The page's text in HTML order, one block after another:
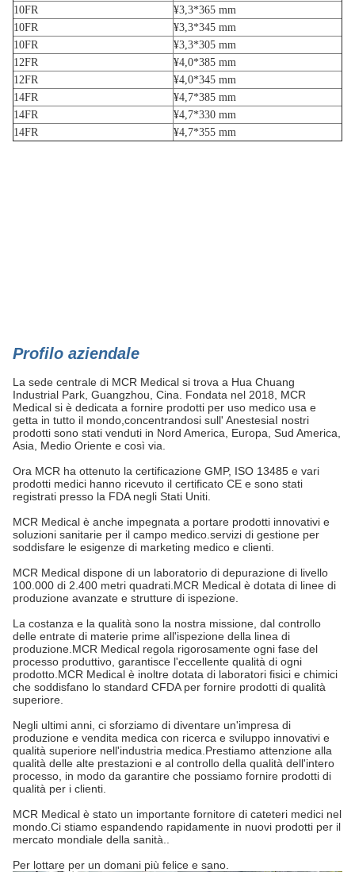
10FR
¥3,3*365 mm
10FR
¥3,3*345 mm
10FR
¥3,3*305 mm
12FR
¥4,0*385 mm
12FR
¥4,0*345 mm
14FR
¥4,7*385 mm
14FR
¥4,7*330 mm
14FR
¥4,7*355 mm
Profilo aziendale
La sede centrale di MCR Medical si trova a Hua Chuang
Industrial Park, Guangzhou, Cina. Fondata nel 2018, MCR
Medical si è dedicata a fornire prodotti per uso medico usa e
getta in tutto il mondo,concentrandosi sull' AnestesiaI nostri
prodotti sono stati venduti in Nord America, Europa, Sud America,
Asia, Medio Oriente e così via.
Ora MCR ha ottenuto la certificazione GMP, ISO 13485 e vari
prodotti medici hanno ricevuto il certificato CE e sono stati
registrati presso la FDA negli Stati Uniti.
MCR Medical è anche impegnata a portare prodotti innovativi e
soluzioni sanitarie per il campo medico.servizi di gestione per
soddisfare le esigenze di marketing medico e clienti.
MCR Medical dispone di un laboratorio di depurazione di livello
100.000 di 2.400 metri quadrati.MCR Medical è dotata di linee di
produzione avanzate e strutture di ispezione.
La costanza e la qualità sono la nostra missione, dal controllo
delle entrate di materie prime all'ispezione della linea di
produzione.MCR Medical regola rigorosamente ogni fase del
processo produttivo, garantisce l'eccellente qualità di ogni
prodotto.MCR Medical è inoltre dotata di laboratori fisici e chimici
che soddisfano lo standard CFDA per fornire prodotti di qualità
superiore.
Negli ultimi anni, ci sforziamo di diventare un'impresa di
produzione e vendita medica con ricerca e sviluppo innovativi e
qualità superiore nell'industria medica.Prestiamo attenzione alla
qualità delle alte prestazioni e al controllo della qualità dell'intero
processo, in modo da garantire che possiamo fornire prodotti di
qualità per i clienti.
MCR Medical è stato un importante fornitore di cateteri medici nel
mondo.Ci stiamo espandendo rapidamente in nuovi prodotti per il
mercato mondiale della sanità..
Per lottare per un domani più felice e sano.